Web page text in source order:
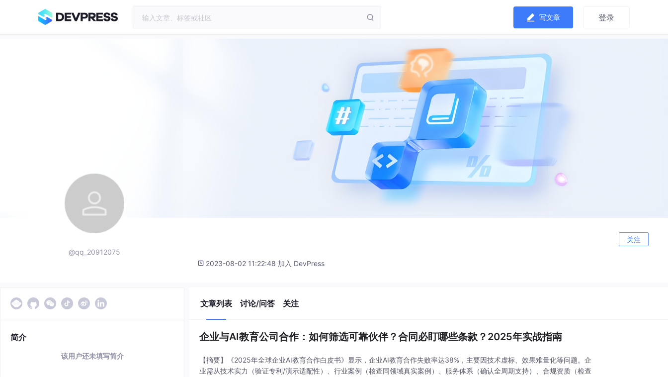
写文章 登录
@qq_20912075
关注
2023-08-02 11:22:48 加入 DevPress
简介
该用户还未填写简介
文章列表 讨论/问答 关注
企业与AI教育公司合作：如何筛选可靠伙伴？合同必盯哪些条款？2025年实战指南
【摘要】《2025年全球企业AI教育合作白皮书》显示，企业AI教育合作失败率达38%，主要因技术虚标、效果难量化等问题。企
业需从技术实力（验证专利/演示适配性）、行业案例（核查同领域真实案例）、服务体系（确认全周期支持）、合规资质（检查